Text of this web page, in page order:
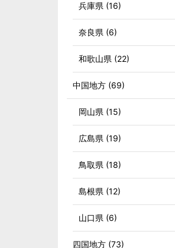
兵庫県 (16)
奈良県 (6)
和歌山県 (22)
中国地方 (69)
岡山県 (15)
広島県 (19)
鳥取県 (18)
島根県 (12)
山口県 (6)
四国地方 (73)